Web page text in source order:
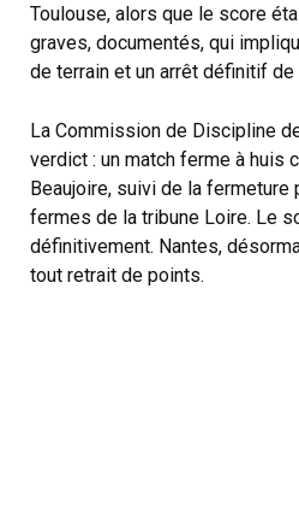
Toulouse, alors que le score
graves, documentés, qui
de terrain et un arrêt définitif de
La Commission de Discipline
verdict : un match ferme à huis
Beaujoire, suivi de la fermeture
fermes de la tribune Loire. Le
définitivement. Nantes,
tout retrait de points.